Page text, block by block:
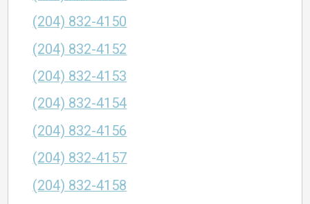
(204) 832-4150
(204) 832-4152
(204) 832-4153
(204) 832-4154
(204) 832-4156
(204) 832-4157
(204) 832-4158